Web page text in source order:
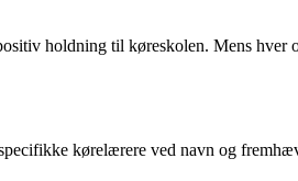
holdning til køreskolen. Mens
kørelærere ved navn og